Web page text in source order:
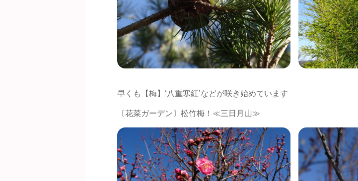
早くも【梅】‘八重寒紅’などが咲き始めています
〔花菜ガーデン〕松竹梅！≪三日月山≫